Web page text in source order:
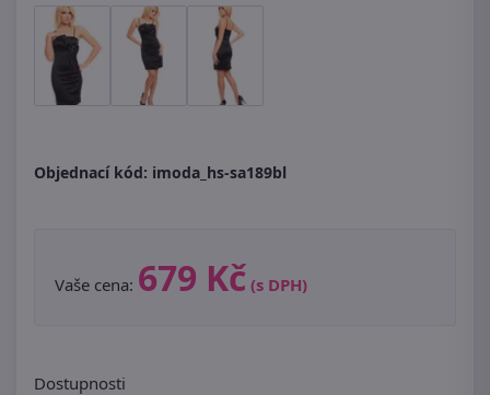
Objednací kód: imoda_hs-sa189bl
Vaše cena: 679 Kč (s DPH)
Dostupnosti